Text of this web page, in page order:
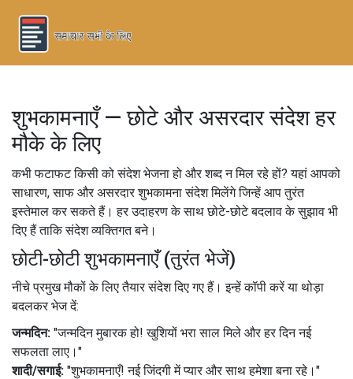
शुभकामनाएँ — छोटे और असरदार संदेश हर
मौके के लिए
कभी फटाफट किसी को संदेश भेजना हो और शब्द न मिल रहे हों? यहां आपको
साधारण, साफ और असरदार शुभकामना संदेश मिलेंगे जिन्हें आप तुरंत
इस्तेमाल कर सकते हैं। हर उदाहरण के साथ छोटे-छोटे बदलाव के सुझाव भी
दिए हैं ताकि संदेश व्यक्तिगत बने।
छोटी-छोटी शुभकामनाएँ (तुरंत भेजें)
नीचे प्रमुख मौकों के लिए तैयार संदेश दिए गए हैं। इन्हें कॉपी करें या थोड़ा
बदलकर भेज दें:
जन्मदिन: "जन्मदिन मुबारक हो! खुशियों भरा साल मिले और हर दिन नई
सफलता लाए।"
शादी/सगाई: "शुभकामनाएँ! नई जिंदगी में प्यार और साथ हमेशा बना रहे।"